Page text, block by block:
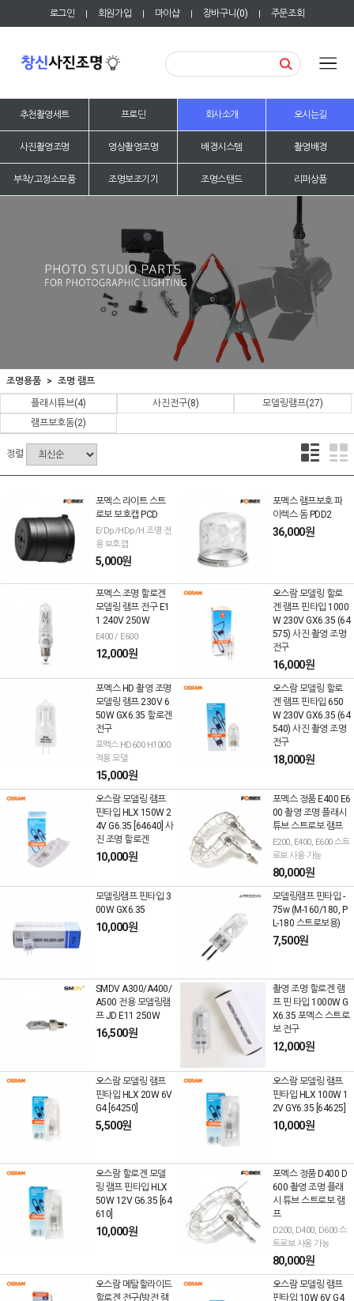
로그인 | 회원가입 | 마이샵 | 장바구니(0) | 주문조회
추천촬영세트 프로딘 회사소개 오시는길
사진촬영조명 영상촬영조명 배경시스템 촬영배경
부착/고정소모품 조명보조기기 조명스탠드 리퍼상품
조명용품
조명 램프
플래시튜브(4) 사진전구(8) 모델링램프(27)
램프보호돔(2)
정렬
포멕스 라이트 스트
로보 보호캡 PCD
E/Dp/HDp/H 조명 전
용 보호캡
5,000원
포멕스 램프보호 파
이렉스 돔 PDD2
36,000원
포멕스 조명 할로겐
모델링 램프 전구 E1
1 240V 250W
E400 / E600
12,000원
오스람 모델링 할로
겐 램프 핀타입 1000
W 230V GX6.35 (64
575) 사진 촬영 조명
전구
16,000원
포멕스 HD 촬영 조명
모델링 램프 230V 6
50W GX6.35 할로겐
전구
포멕스 HD600 H1000
적용 모델
15,000원
오스람 모델링 할로
겐 램프 핀타입 650
W 230V GX6.35 (64
540) 사진 촬영 조명
전구
18,000원
오스람 모델링 램프
핀타입 HLX 150W 2
4V G6.35 [64640] 사
진 조명 할로겐
10,000원
포멕스 정품 E400 E6
00 촬영 조명 플래시
튜브 스트로보 램프
E200, E400, E600 스트
로보 사용 가능
80,000원
모델링램프 핀타입 3
00W GX6.35
10,000원
모델링램프 핀타입 -
75w (M-160/180, P
L-180 스트로보용)
7,500원
SMDV A300/A400/
A500 전용 모델링램
프 JD E11 250W
16,500원
촬영 조명 할로겐 램
프 핀 타입 1000W G
X6.35 포멕스 스트로
보 전구
12,000원
오스람 모델링 램프
핀타입 HLX 20W 6V
G4 [64250]
5,500원
오스람 모델링 램프
핀타입 HLX 100W 1
2V GY6.35 [64625]
10,000원
오스람 할로겐 모델
링 램프 핀타입 HLX
50W 12V G6.35 [64
610]
10,000원
포멕스 정품 D400 D
600 촬영 조명 플래
시 튜브 스트로보 램
프
D200, D400, D600 스
트로보 사용 가능
80,000원
오스람 메탈할라이드
할로겐 전구(방전 램
오스람 모델링 램프
핀타입 10W 6V G4